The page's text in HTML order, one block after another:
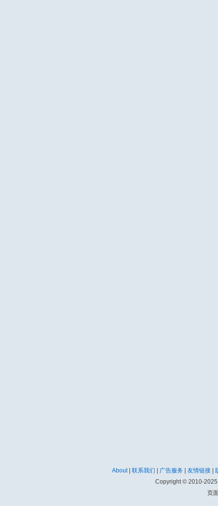
About| 联系我们 广告服务 友情链接|
Copyright © 2010-
页